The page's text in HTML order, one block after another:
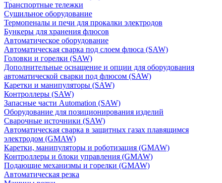
Транспортные тележки
Сушильное оборудование
Термопеналы и печи для прокалки электродов
Бункеры для хранения флюсов
Автоматическое оборудование
Автоматическая сварка под слоем флюса (SAW)
Головки и горелки (SAW)
Дополнительные оснащение и опции для оборудования
автоматической сварки под флюсом (SAW)
Каретки и манипуляторы (SAW)
Контроллеры (SAW)
Запасные части Automation (SAW)
Оборудование для позиционирования изделий
Сварочные источники (SAW)
Автоматическая сварка в защитных газах плавящимся
электродом (GMAW)
Каретки, манипуляторы и роботизация (GMAW)
Контроллеры и блоки управления (GMAW)
Подающие механизмы и горелки (GMAW)
Автоматическая резка